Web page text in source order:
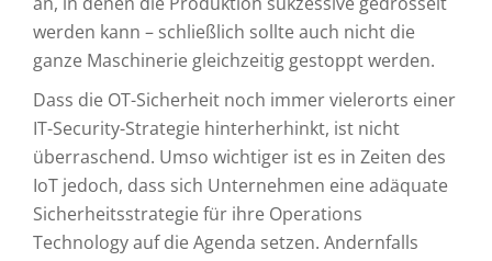
werden kann – schließlich sollte auch nicht die
ganze Maschinerie gleichzeitig gestoppt werden.
Dass die OT-Sicherheit noch immer vielerorts einer
IT-Security-Strategie hinterherhinkt, ist nicht
überraschend. Umso wichtiger ist es in Zeiten des
IoT jedoch, dass sich Unternehmen eine adäquate
Sicherheitsstrategie für ihre Operations
Technology auf die Agenda setzen. Andernfalls